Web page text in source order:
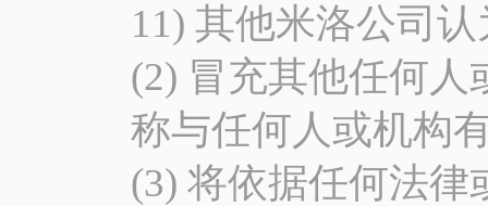
11) 其他米洛公司
(2) 冒充其他任何
称与任何人或机构
(3) 将依据任何法